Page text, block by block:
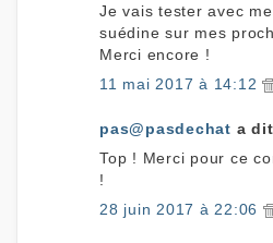
Je vais tester avec
suédine sur mes
Merci encore !
11 mai 2017 à 14:12
pas@pasdechat a
Top ! Merci pour ce
!
28 juin 2017 à 22:06